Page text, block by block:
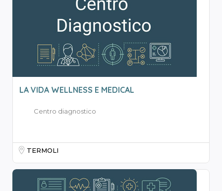
LA VIDA WELLNESS E MEDICAL
Centro diagnostico
TERMOLI